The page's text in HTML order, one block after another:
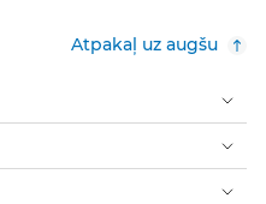
Atpakaļ uz augšu